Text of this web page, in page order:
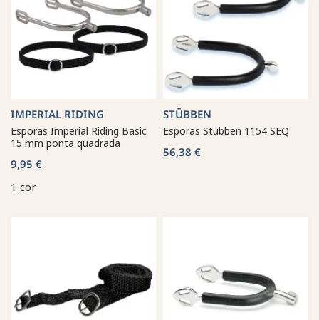
IMPERIAL RIDING
Esporas Imperial Riding Basic
15 mm ponta quadrada
9,95 €
1 cor
STÜBBEN
Esporas Stübben 1154 SEQ
56,38 €